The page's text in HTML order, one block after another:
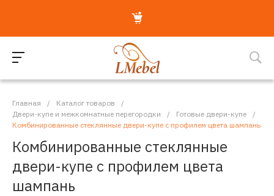
Главная / Каталог товаров
/
Двери-купе и межкомнатные перегородки
/ Готовые двери-купе
/
Комбинированные стеклянные двери-купе с профилем цвета шампань
Комбинированные стеклянные
двери-купе с профилем цвета
шампань